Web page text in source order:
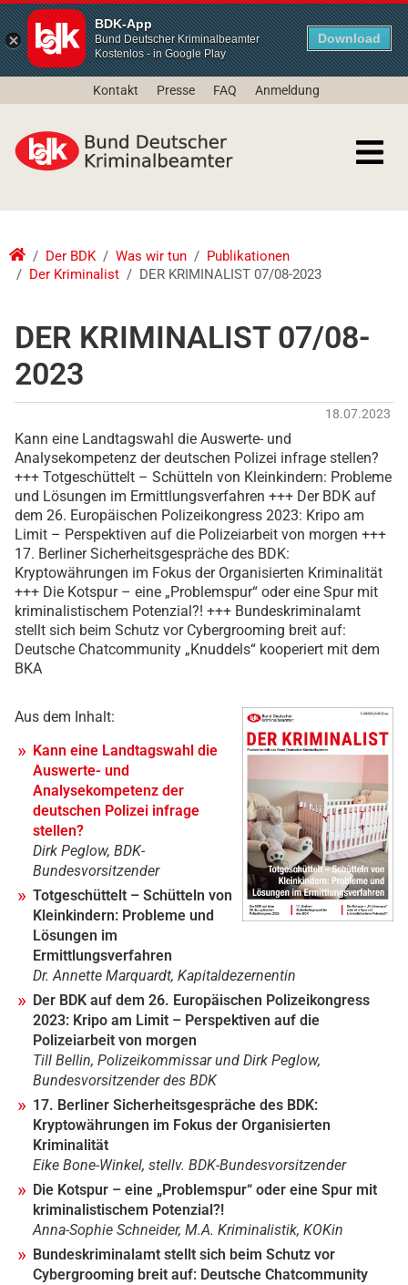
BDK-App
Bund Deutscher Kriminalbeamter
Kostenlos - in Google Play
Download
Kontakt Presse FAQ Anmeldung
Der BDK Was wir tun
Publikationen
Der Kriminalist
DER KRIMINALIST 07/08-2023
DER KRIMINALIST 07/08-
2023
18.07.2023
Kann eine Landtagswahl die Auswerte- und
Analysekompetenz der deutschen Polizei infrage stellen?
+++ Totgeschüttelt – Schütteln von Kleinkindern: Probleme
und Lösungen im Ermittlungsverfahren +++ Der BDK auf
dem 26. Europäischen Polizeikongress 2023: Kripo am
Limit – Perspektiven auf die Polizeiarbeit von morgen +++
17. Berliner Sicherheitsgespräche des BDK:
Kryptowährungen im Fokus der Organisierten Kriminalität
+++ Die Kotspur – eine „Problemspur“ oder eine Spur mit
kriminalistischem Potenzial?! +++ Bundeskriminalamt
stellt sich beim Schutz vor Cybergrooming breit auf:
Deutsche Chatcommunity „Knuddels“ kooperiert mit dem
BKA
Aus dem Inhalt:
Kann eine Landtagswahl die
Auswerte- und
Analysekompetenz der
deutschen Polizei infrage
stellen?
Dirk Peglow, BDK-
Bundesvorsitzender
Totgeschüttelt – Schütteln von
Kleinkindern: Probleme und
Lösungen im
Ermittlungsverfahren
Dr. Annette Marquardt, Kapitaldezernentin
Der BDK auf dem 26. Europäischen Polizeikongress
2023: Kripo am Limit – Perspektiven auf die
Polizeiarbeit von morgen
Till Bellin, Polizeikommissar und Dirk Peglow,
Bundesvorsitzender des BDK
17. Berliner Sicherheitsgespräche des BDK:
Kryptowährungen im Fokus der Organisierten
Kriminalität
Eike Bone-Winkel, stellv. BDK-Bundesvorsitzender
Die Kotspur – eine „Problemspur“ oder eine Spur mit
kriminalistischem Potenzial?!
Anna-Sophie Schneider, M.A. Kriminalistik, KOKin
Bundeskriminalamt stellt sich beim Schutz vor
Cybergrooming breit auf: Deutsche Chatcommunity